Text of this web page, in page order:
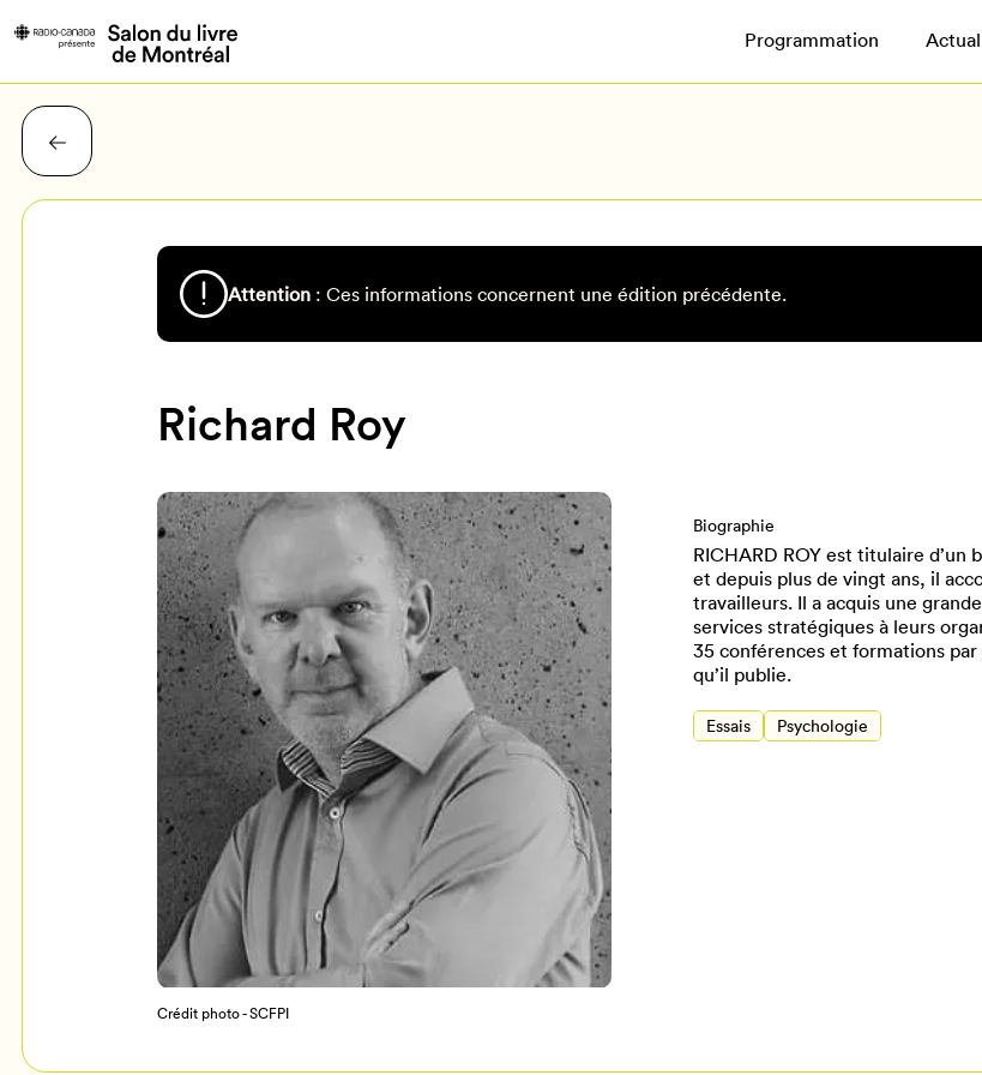
Programmation
Programmation
Attention : Ces informations concernent une édition précédente.
Richard Roy
Crédit photo - SCFPI
Biographie
RICHARD ROY est titulaire d’un
et depuis plus de vingt ans, il
travailleurs. Il a acquis une
services stratégiques à leurs
35 conférences et formations
qu’il publie.
Essais Psychologie
Pour enregistrer vos
connectez-vous ou créez